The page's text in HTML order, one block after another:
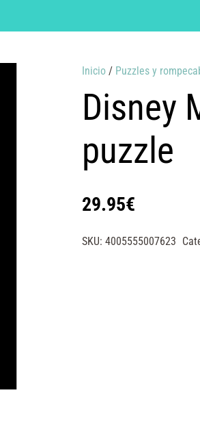
Inicio/ Puzzles y
Disney
puzzle
29.95€
SKU: 4005555007623